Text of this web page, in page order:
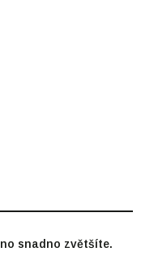
snadno zvětšíte.